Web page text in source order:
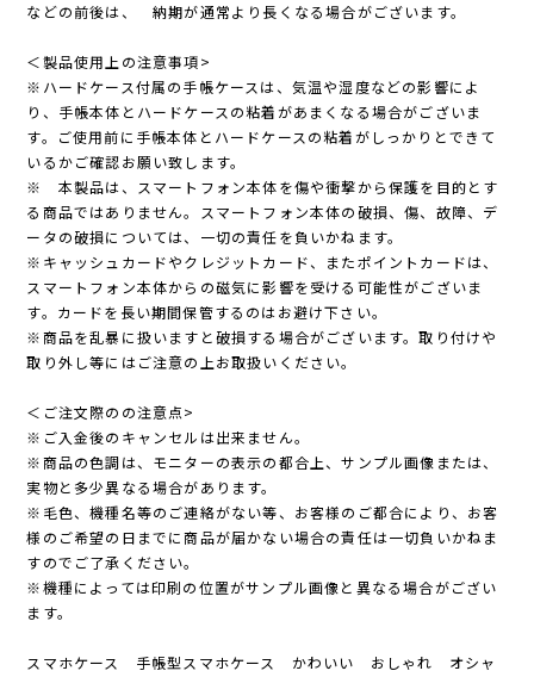
などの前後は、 納期が通常より長くなる場合がございます。
＜製品使用上の注意事項>
※ハードケース付属の手帳ケースは、気温や湿度などの影響によ
り、手帳本体とハードケースの粘着があまくなる場合がございま
す。ご使用前に手帳本体とハードケースの粘着がしっかりとできて
いるかご確認お願い致します。
※ 本製品は、スマートフォン本体を傷や衝撃から保護を目的とす
る商品ではありません。スマートフォン本体の破損、傷、故障、デ
ータの破損については、一切の責任を負いかねます。
※キャッシュカードやクレジットカード、またポイントカードは、
スマートフォン本体からの磁気に影響を受ける可能性がございま
す。カードを長い期間保管するのはお避け下さい。
※商品を乱暴に扱いますと破損する場合がございます。取り付けや
取り外し等にはご注意の上お取扱いください。
＜ご注文際のの注意点>
※ご入金後のキャンセルは出来ません。
※商品の色調は、モニターの表示の都合上、サンプル画像または、
実物と多少異なる場合があります。
※毛色、機種名等のご連絡がない等、お客様のご都合により、お客
様のご希望の日までに商品が届かない場合の責任は一切負いかねま
すのでご了承ください。
※機種によっては印刷の位置がサンプル画像と異なる場合がござい
ます。
スマホケース 手帳型スマホケース かわいい おしゃれ オシャ